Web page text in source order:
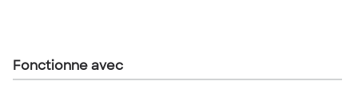
Fonctionne avec